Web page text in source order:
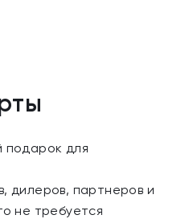
подарок для
дилеров, партнеров и
не требуется